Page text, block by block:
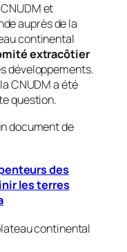
et
auprès de la
continental
extracôtier
développements.
CNUDM a été
question.
document de
des
les terres
continental